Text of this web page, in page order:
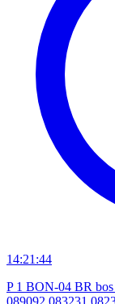
14:21:44
P 1 BON-04 BR
089092 083231